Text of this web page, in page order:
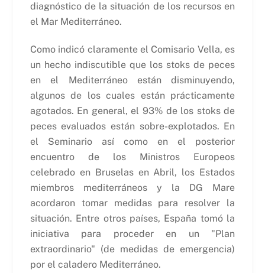
diagnóstico de la situación de los recursos en
el Mar Mediterráneo.
Como indicó claramente el Comisario Vella, es
un hecho indiscutible que los stoks de peces
en el Mediterráneo están disminuyendo,
algunos de los cuales están prácticamente
agotados. En general, el 93% de los stoks de
peces evaluados están sobre-explotados. En
el Seminario así como en el posterior
encuentro de los Ministros Europeos
celebrado en Bruselas en Abril, los Estados
miembros mediterráneos y la DG Mare
acordaron tomar medidas para resolver la
situación. Entre otros países, España tomó la
iniciativa para proceder en un "Plan
extraordinario" (de medidas de emergencia)
por el caladero Mediterráneo.